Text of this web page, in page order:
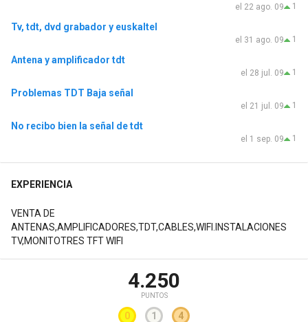
1
el 22 ago. 09
Tv, tdt, dvd grabador y euskaltel
1
el 31 ago. 09
Antena y amplificador tdt
1
el 28 jul. 09
Problemas TDT Baja señal
1
el 21 jul. 09
No recibo bien la señal de tdt
1
el 1 sep. 09
EXPERIENCIA
VENTA DE
ANTENAS,AMPLIFICADORES,TDT,CABLES,WIFI.INSTALACIONES
TV,MONITOTRES TFT WIFI
4.250
PUNTOS
0 1 4